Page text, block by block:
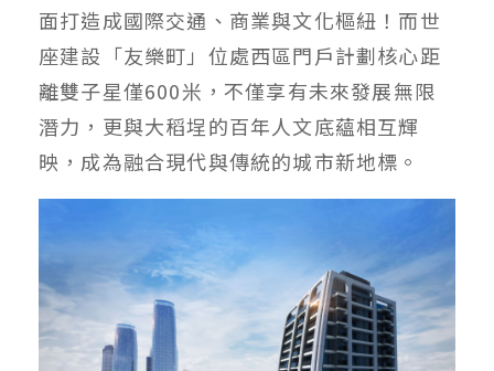
面打造成國際交通、商業與文化樞紐！而世
座建設「友樂町」位處西區門戶計劃核心距
離雙子星僅600米，不僅享有未來發展無限
潛力，更與大稻埕的百年人文底蘊相互輝
映，成為融合現代與傳統的城市新地標。